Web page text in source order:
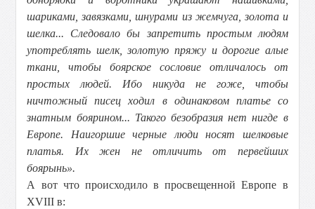
шариками, завязками, шнурами из жемчуга, золота и
шелка... Следовало бы запретить простым людям
употреблять шелк, золотую пряжу и дорогие алые
ткани, чтобы боярское сословие отличалось от
простых людей. Ибо никуда не гоже, чтобы
ничтожный писец ходил в одинаковом платье со
знатным боярином... Такого безобразия нет нигде в
Европе. Наигоршие черные люди носят шелковые
платья. Их жен не отличить от первейших
боярынь».
А вот что происходило в просвещенной Европе в
XVIII в: